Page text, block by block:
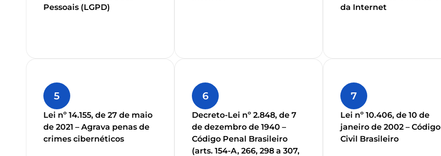
Pessoais (LGPD)
da Internet
5
Lei nº 14.155, de 27 de maio
de 2021 – Agrava penas de
crimes cibernéticos
6
Decreto-Lei nº 2.848, de 7
de dezembro de 1940 –
Código Penal Brasileiro
(arts. 154-A, 266, 298 a 307,
7
Lei nº 10.406, de 10 de
janeiro de 2002 – Código
Civil Brasileiro